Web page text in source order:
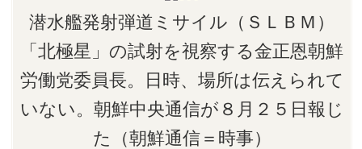
潜水艦発射弾道ミサイル（ＳＬＢＭ）
「北極星」の試射を視察する金正恩朝鮮
労働党委員長。日時、場所は伝えられて
いない。朝鮮中央通信が８月２５日報じ
た（朝鮮通信＝時事）